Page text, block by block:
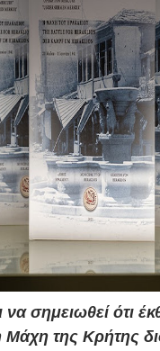
να σημειωθεί ότι
της Κρήτης